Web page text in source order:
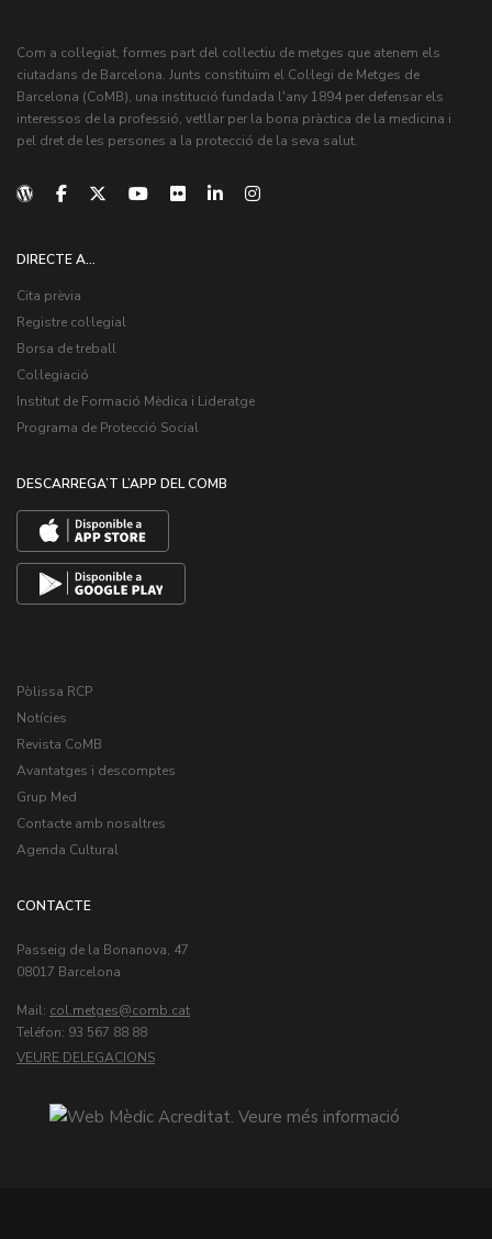
Com a col·legiat, formes part del col·lectiu de metges que atenem els
ciutadans de Barcelona. Junts constituïm el Col·legi de Metges de
Barcelona (CoMB), una institució fundada l'any 1894 per defensar els
interessos de la professió, vetllar per la bona pràctica de la medicina i
pel dret de les persones a la protecció de la seva salut.
DIRECTE A...
Cita prèvia
Registre col·legial
Borsa de treball
Col·legiació
Institut de Formació Mèdica i Lideratge
Programa de Protecció Social
DESCARREGA’T L’APP DEL COMB
Pòlissa RCP
Notícies
Revista CoMB
Avantatges i descomptes
Grup Med
Contacte amb nosaltres
Agenda Cultural
CONTACTE
Passeig de la Bonanova, 47
08017 Barcelona
Mail: col.metges
Teléfon: 93 567 88 88
VEURE DELEGACIONS